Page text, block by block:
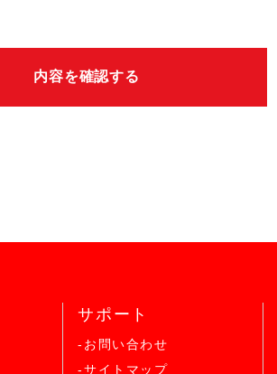
サポート
-お問い合わせ
-サイトマップ